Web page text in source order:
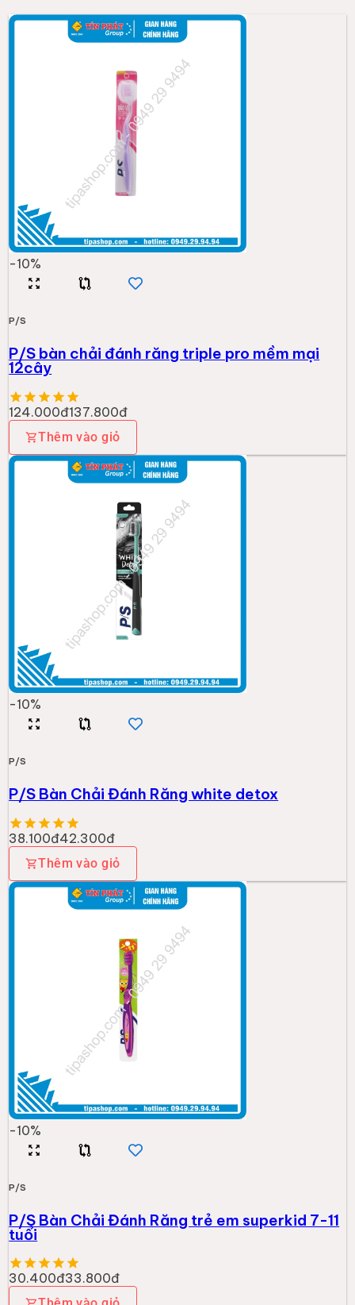
-10%
P/S
P/S bàn chải đánh răng triple pro mềm mại
12cây
124.000đ137.800đ
Thêm vào giỏ
-10%
P/S
P/S Bàn Chải Đánh Răng white detox
38.100đ42.300đ
Thêm vào giỏ
-10%
P/S
P/S Bàn Chải Đánh Răng trẻ em superkid 7-11
tuổi
30.400đ33.800đ